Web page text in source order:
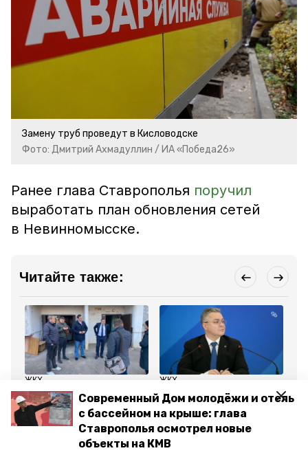
Современный Дом молодёжи и отель
с бассейном на крыше: глава
Ставрополья осмотрел новые
объекты на КМВ
Замену труб проведут в Кисловодске
Фото: Дмитрий Ахмадуллин / ИА «Победа26»
Ранее глава Ставрополья поручил
выработать план обновления сетей
в Невинномысске.
Читайте также:
ЖКХ
17 ноября 2025, 17:11
Глава Кисловодска
проверил устранение
коммунальных проблем
ЖКХ
25 ноября 2025, 11:02
Губернатор
Ставрополья поручил
решить проблемы ЖКХ
после прямой линии